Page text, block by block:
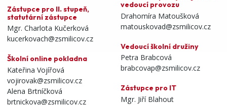
Zástupce pro II. stupeň,
statutární zástupce
Mgr. Charlota Kučerková
kucerkovach@zsmilicov.cz
Školní online pokladna
Kateřina Vojířová
vojirovak@zsmilicov.cz
Alena Brtníčková
brtnickova@zsmilicov.cz
vedoucí provozu
Drahomíra Matoušková
matouskovad@zsmilicov.cz
Vedoucí školní družiny
Petra Brabcová
brabcovap@zsmilicov.cz
Zástupce pro IT
Mgr. Jiří Blahout